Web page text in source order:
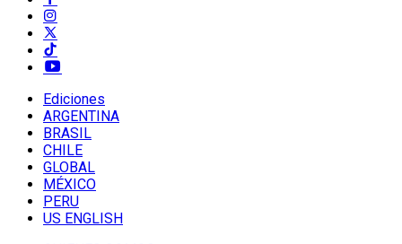
Ediciones
ARGENTINA
BRASIL
CHILE
GLOBAL
MÉXICO
PERU
US ENGLISH